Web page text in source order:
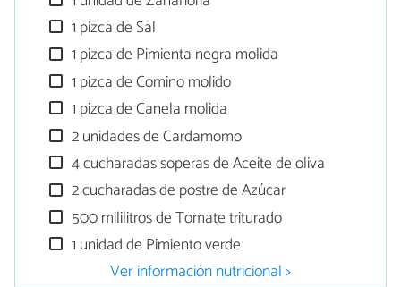
1 pizca de Sal
1 pizca de Pimienta negra molida
1 pizca de Comino molido
1 pizca de Canela molida
2 unidades de Cardamomo
4 cucharadas soperas de Aceite de oliva
2 cucharadas de postre de Azúcar
500 mililitros de Tomate triturado
1 unidad de Pimiento verde
Ver información nutricional >